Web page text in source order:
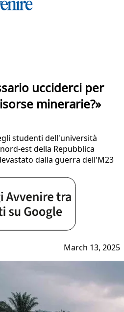
ucciderci per
minerarie?»
studenti dell'università
est della Repubblica
dalla guerra dell'M23
March 13, 2025